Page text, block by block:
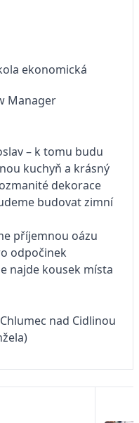
ekonomická
Manager
– k tomu budu
kuchyň a krásný
dekorace
budovat zimní
příjemnou oázu
odpočinek
najde kousek místa
Chlumec nad Cidlinou